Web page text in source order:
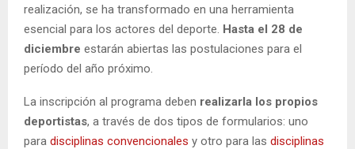
realización, se ha transformado en una herramienta
esencial para los actores del deporte. Hasta el 28 de
diciembre estarán abiertas las postulaciones para el
período del año próximo.
La inscripción al programa deben realizarla los propios
deportistas, a través de dos tipos de formularios: uno
para disciplinas convencionales y otro para las disciplinas